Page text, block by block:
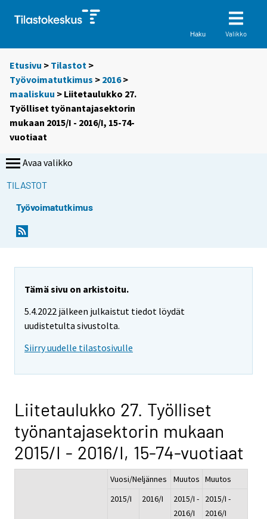
Haku Valikko
Etusivu > Tilastot >
Työvoimatutkimus > 2016>
maaliskuu > Liitetaulukko 27.
Työlliset työnantajasektorin
mukaan 2015/I - 2016/I, 15-74-
vuotiaat
Avaa valikko
TILASTOT
Työvoimatutkimus
Tämä sivu on arkistoitu.
5.4.2022 jälkeen julkaistut tiedot löydät
uudistetulta sivustolta.
Siirry uudelle tilastosivulle
Liitetaulukko 27. Työlliset
työnantajasektorin mukaan
2015/I - 2016/I, 15-74-vuotiaat
Vuosi/Neljännes Muutos Muutos
2015/I
2016/I
2015/I -
2016/I
2015/I -
2016/I